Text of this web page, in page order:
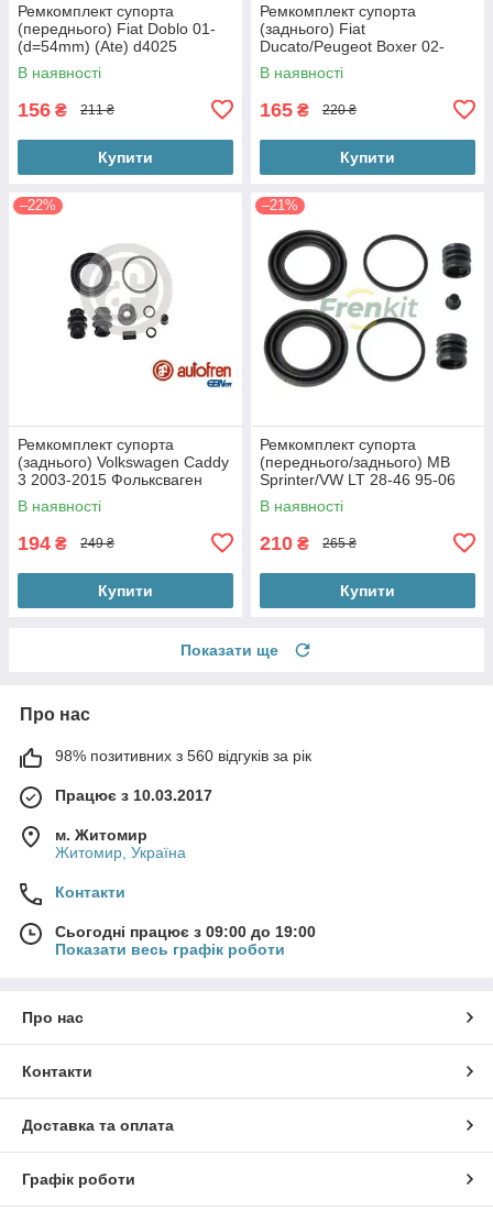
Ремкомплект супорта
(переднього) Fiat Doblo 01-
(d=54mm) (Ate) d4025
В наявності
156 ₴ 211 ₴
Купити
Ремкомплект супорта
(заднього) Fiat
Ducato/Peugeot Boxer 02-
(d=46mm)(Brembo) d4610
В наявності
165 ₴ 220 ₴
Купити
–22%
Ремкомплект супорта
(заднього) Volkswagen Caddy
3 2003-2015 Фольксваген
Кадді (d=38mm) (Lucas)
d4650
В наявності
194 ₴ 249 ₴
Купити
–21%
Ремкомплект супорта
(переднього/заднього) MB
Sprinter/VW LT 28-46 95-06
(d=44mm) (Perrot) 244010
В наявності
210 ₴ 265 ₴
Купити
Показати ще
Про нас
98% позитивних з 560 відгуків за рік
Працює з 10.03.2017
м. Житомир
Житомир, Україна
Контакти
Сьогодні працює з 09:00 до 19:00
Показати весь графік роботи
Про нас
Контакти
Доставка та оплата
Графік роботи